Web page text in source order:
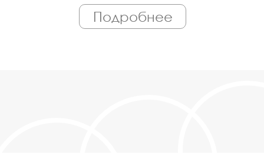
оборудована современными ЧПУ станками,
работает только квалифицированный
персонал. Поэтому Вы всегда можете
Подробнее